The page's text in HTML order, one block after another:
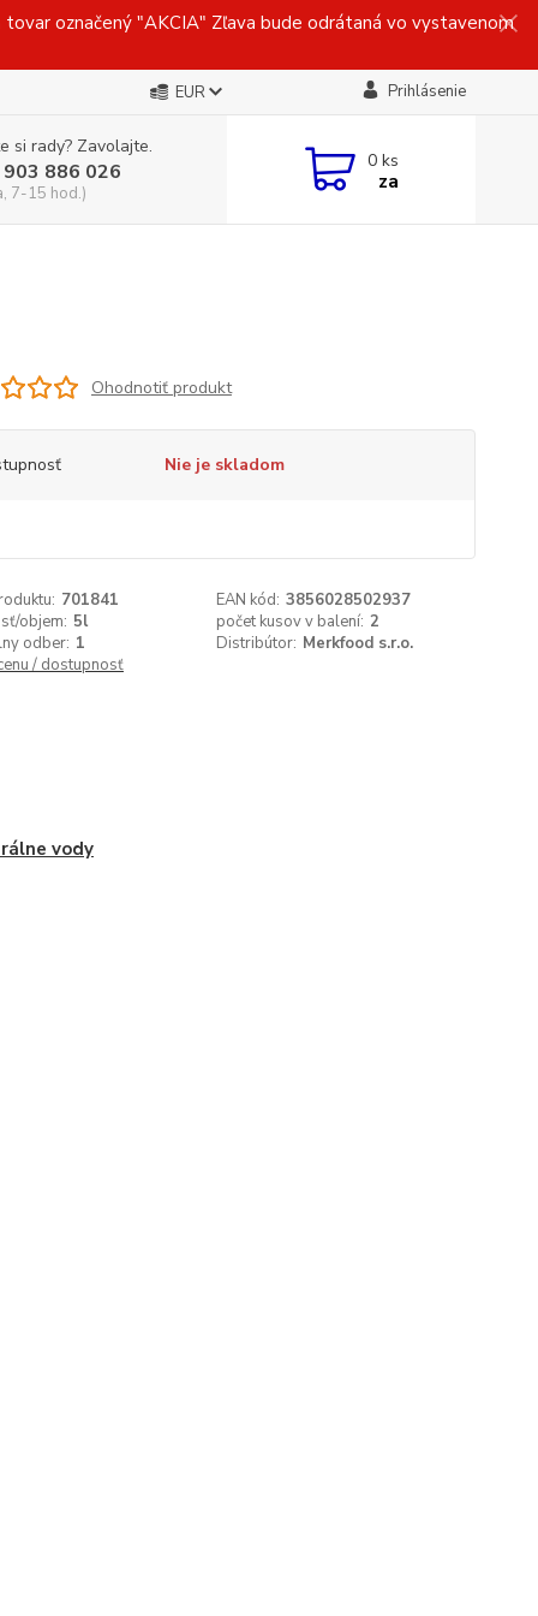
označený "AKCIA" Zľava bude odrátaná vo vystavenom
EUR Prihlásenie
si rady? Zavolajte.
886 026
7-15 hod.)
0 ks
za
Ohodnotiť produkt
Nie je skladom
701841 EAN kód: 3856028502937
objem: 5l počet kusov v balení: 2
odber: 1 Distribútor: Merkfood s.r.o.
/ dostupnosť
vody